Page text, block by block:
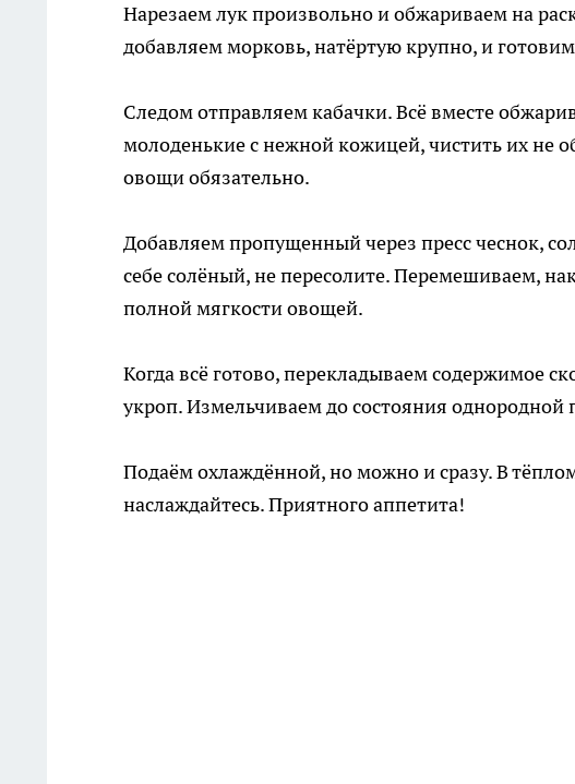
Нарезаем лук произвольно и обжариваем на
добавляем морковь, натёртую крупно, и
Следом отправляем кабачки. Всё вместе
молоденькие с нежной кожицей, чистить их не
овощи обязательно.
Добавляем пропущенный через пресс чеснок,
себе солёный, не пересолите. Перемешиваем,
полной мягкости овощей.
Когда всё готово, перекладываем содержимое
укроп. Измельчиваем до состояния однородной
Подаём охлаждённой, но можно и сразу. В
наслаждайтесь. Приятного аппетита!